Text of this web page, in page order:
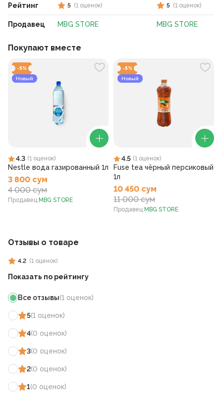
Рейтинг
Продавец
5 (1 оценок)
MBG STORE
5 (1 оценок)
MBG STORE
Покупают вместе
-5%
Новый
4.3 (1 оценок)
Nestle вода газированный 1л
3 800 сум
4 000 сум
Продавец: MBG STORE
-5%
Новый
4.5 (1 оценок)
Fuse tea чёрный персиковый
1л
10 450 сум
11 000 сум
Продавец: MBG STORE
Отзывы о товаре
4.2 (1 оценок)
Показать по рейтингу
Все отзывы(1 оценок)
5(1 оценок)
4(0 оценок)
3(0 оценок)
2(0 оценок)
1(0 оценок)